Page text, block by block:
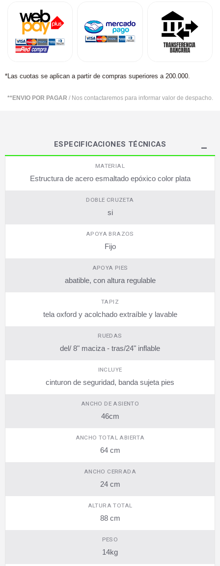
*Las cuotas se aplican a partir de compras superiores a 200.000.
**ENVIO POR PAGAR / Nos contactaremos para informar valor de despacho.
ESPECIFICACIONES TÉCNICAS
MATERIAL
Estructura de acero esmaltado epóxico color plata
DOBLE CRUZETA
si
APOYA BRAZOS
Fijo
APOYA PIES
abatible, con altura regulable
TAPIZ
tela oxford y acolchado extraíble y lavable
RUEDAS
del/ 8" maciza - tras/24" inflable
INCLUYE
cinturon de seguridad, banda sujeta pies
ANCHO DE ASIENTO
46cm
ANCHO TOTAL ABIERTA
64 cm
ANCHO CERRADA
24 cm
ALTURA TOTAL
88 cm
PESO
14kg